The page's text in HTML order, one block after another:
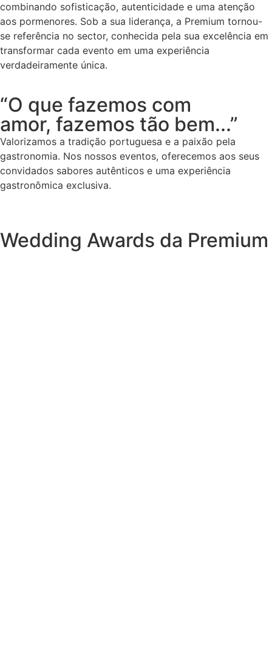
combinando sofisticação, autenticidade e uma atenção
aos pormenores. Sob a sua liderança, a Premium tornou-
se referência no sector, conhecida pela sua excelência em
transformar cada evento em uma experiência
verdadeiramente única.
“O que fazemos com
amor, fazemos tão bem...”
Valorizamos a tradição portuguesa e a paixão pela
gastronomia. Nos nossos eventos, oferecemos aos seus
convidados sabores autênticos e uma experiência
gastronômica exclusiva.
Wedding Awards da Premium